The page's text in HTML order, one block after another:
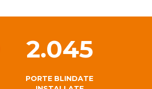
2.045
PORTE BLINDATE